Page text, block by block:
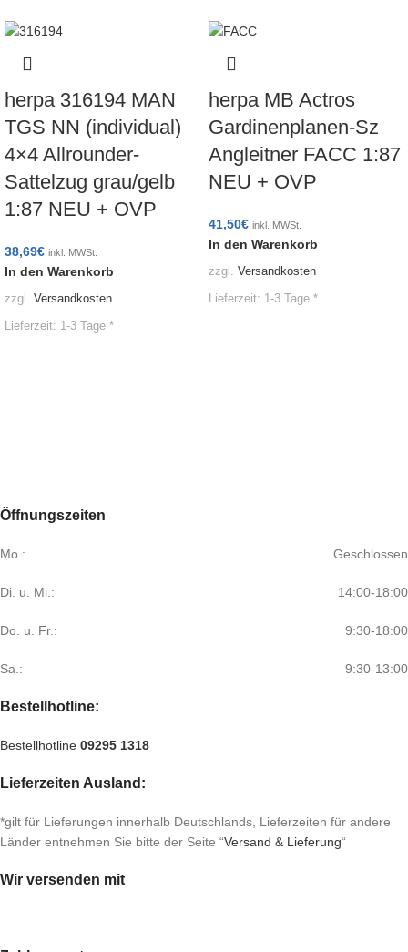
herpa 316194 MAN
TGS NN (individual)
4×4 Allrounder-
Sattelzug grau/gelb
1:87 NEU + OVP
38,69€ inkl. MWSt.
In den Warenkorb
zzgl. Versandkosten
Lieferzeit: 1-3 Tage *
herpa MB Actros
Gardinenplanen-Sz
Angleitner FACC 1:87
NEU + OVP
41,50€ inkl. MWSt.
In den Warenkorb
zzgl. Versandkosten
Lieferzeit: 1-3 Tage *
Öffnungszeiten
Mo.: Geschlossen
Di. u. Mi.: 14:00-18:00
Do. u. Fr.: 9:30-18:00
Sa.: 9:30-13:00
Bestellhotline:
Bestellhotline 09295 1318
Lieferzeiten Ausland:
*gilt für Lieferungen innerhalb Deutschlands, Lieferzeiten für andere
Länder entnehmen Sie bitte der Seite “Versand & Lieferung“
Wir versenden mit